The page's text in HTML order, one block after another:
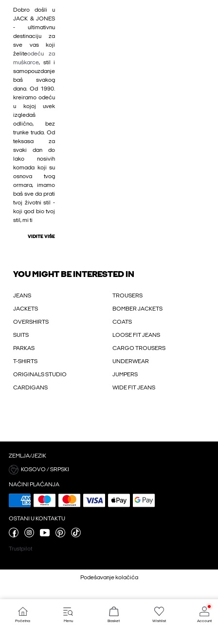
Dobro došli u
JACK & JONES
- ultimativnu
destinaciju za
sve vas koji
želiteodeću za
muškarce, stil i
samopouzdanje
baš svakog
dana. Od 1990.
kreiramo odeću
u kojoj uvek
izgledaš
odlično, bez
trunke truda. Od
teksasa za
svaki dan do
lako nosivih
komada koji su
osnova tvog
ormara, imamo
baš sve da prati
tvoj životni stil -
koji god bio tvoj
stil, mi ti
VIDITE VIŠE
YOU MIGHT BE INTERESTED IN
JEANS TROUSERS
JACKETS BOMBER JACKETS
OVERSHIRTS COATS
SUITS LOOSE FIT JEANS
PARKAS CARGO TROUSERS
T-SHIRTS UNDERWEAR
ORIGINALS STUDIO JUMPERS
CARDIGANS WIDE FIT JEANS
ZEMLJA/JEZIK
KOSOVO / SRPSKI
NAČINI PLAĆANJA
OSTANI U KONTAKTU
Trustpilot
Podešavanje kolačića
Početna Menu Basket Wishlist Account